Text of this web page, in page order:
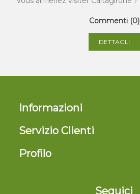
Commenti (0)
DETTAGLI
Informazioni
Servizio Clienti
Profilo
Seguici